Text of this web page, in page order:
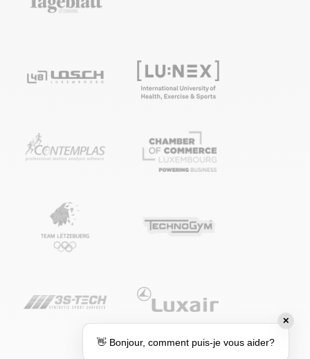
✕
👋 Bonjour, comment puis-je vous aider?